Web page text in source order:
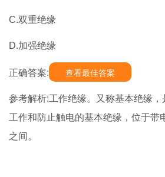
C.双重绝缘
D.加强绝缘
正确答案: 查看最佳答案
参考解析:工作绝缘。又称基本绝缘，
工作和防止触电的基本绝缘，位于带
之间。